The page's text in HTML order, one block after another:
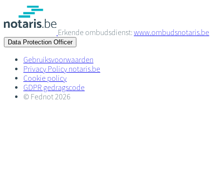
Erkende ombudsdienst:www.ombudsnotaris.be
Data Protection Officer
Gebruiksvoorwaarden
Privacy Policy notaris.be
Cookie policy
GDPR gedragscode
© Fednot 2026